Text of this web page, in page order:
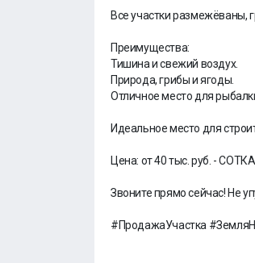
Все участки размежёваны,
Преимущества:
Тишина и свежий воздух.
Природа, грибы и ягоды.
Отличное место для
Идеальное место для
Цена: от 40 тыс. руб. - СОТКА
Звоните прямо сейчас! Не
#ПродажаУчастка